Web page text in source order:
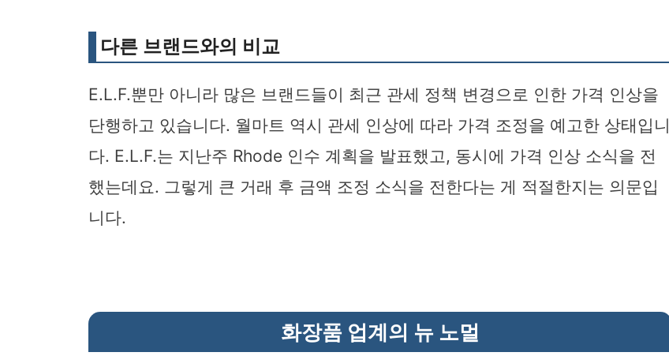
다른 브랜드와의 비교
E.L.F.뿐만 아니라 많은 브랜드들이 최근 관세 정책 변경으로 인한 가격 인상을
단행하고 있습니다. 월마트 역시 관세 인상에 따라 가격 조정을 예고한 상태입니
다. E.L.F.는 지난주 Rhode 인수 계획을 발표했고, 동시에 가격 인상 소식을 전
했는데요. 그렇게 큰 거래 후 금액 조정 소식을 전한다는 게 적절한지는 의문입
니다.
화장품 업계의 뉴 노멀